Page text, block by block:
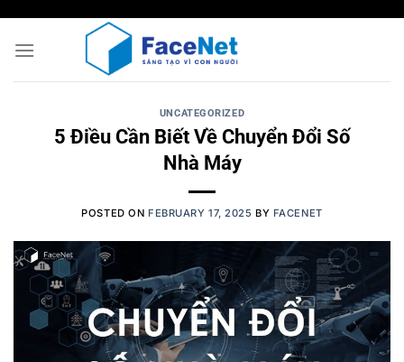
content
UNCATEGORIZED
5 Điều Cần Biết Về Chuyển Đổi Số
Nhà Máy
POSTED ON FEBRUARY 17, 2025 BY FACENET